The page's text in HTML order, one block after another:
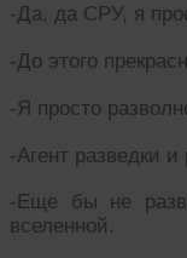
-Да, да СРУ, я
-До этого
-Я просто
-Агент разведки
-Еще бы не
вселенной.